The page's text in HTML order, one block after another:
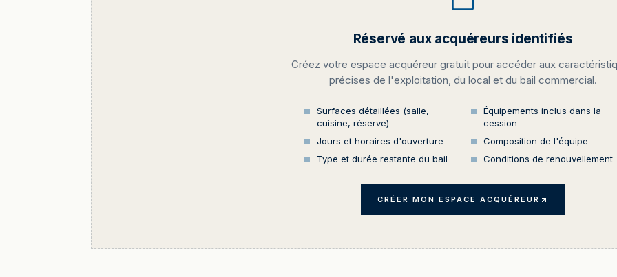
Réservé aux acquéreurs identifiés
Créez votre espace acquéreur gratuit pour accéder aux
précises de l'exploitation, du local et du bail commercial.
Surfaces détaillées (salle,
cuisine, réserve)
Équipements inclus dans la
cession
Jours et horaires d'ouverture
Composition de l'équipe
Type et durée restante du bail
Conditions de renouvellement
CRÉER MON ESPACE ACQUÉREUR